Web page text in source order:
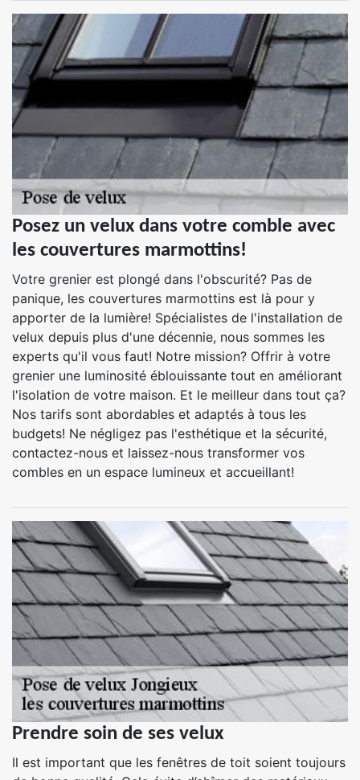
Posez un velux dans votre comble avec
les couvertures marmottins!
Votre grenier est plongé dans l'obscurité? Pas de
panique, les couvertures marmottins est là pour y
apporter de la lumière! Spécialistes de l'installation de
velux depuis plus d'une décennie, nous sommes les
experts qu'il vous faut! Notre mission? Offrir à votre
grenier une luminosité éblouissante tout en améliorant
l'isolation de votre maison. Et le meilleur dans tout ça?
Nos tarifs sont abordables et adaptés à tous les
budgets! Ne négligez pas l'esthétique et la sécurité,
contactez-nous et laissez-nous transformer vos
combles en un espace lumineux et accueillant!
Prendre soin de ses velux
Il est important que les fenêtres de toit soient toujours